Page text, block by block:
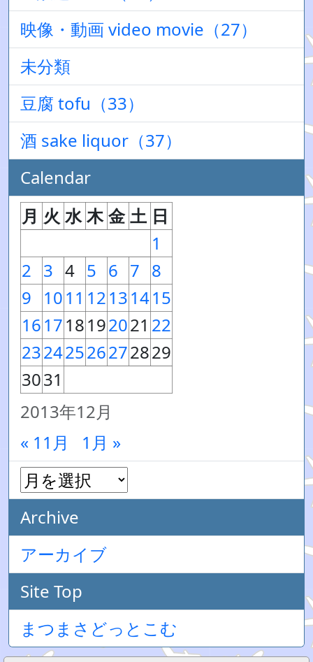
映像・動画 video movie（27）
未分類
豆腐 tofu（33）
酒 sake liquor（37）
Calendar
2013年12月
月 火 水 木 金 土 日
1
2 3 4 5 6 7 8
9
1011 12131415
161718192021 22
23242526272829
3031
« 11月 1月 »
Archive
アーカイブ
Site Top
まつまさどっとこむ